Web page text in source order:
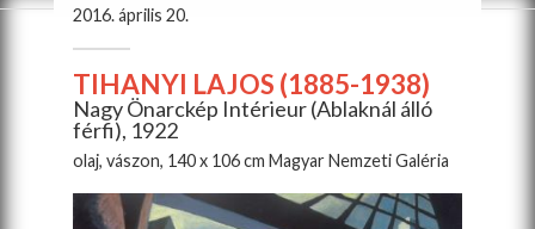
2016. április 20.
TIHANYI LAJOS (1885-1938)
Nagy Önarckép Intérieur (Ablaknál álló
férfi), 1922
olaj, vászon, 140 x 106 cm Magyar Nemzeti Galéria